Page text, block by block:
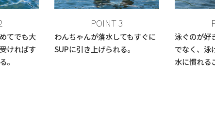
てでも大
ければす
。
POINT 3
わんちゃんが落水してもすぐに
SUPに引き上げられる。
泳ぐのが好
でなく、泳
水に慣れる